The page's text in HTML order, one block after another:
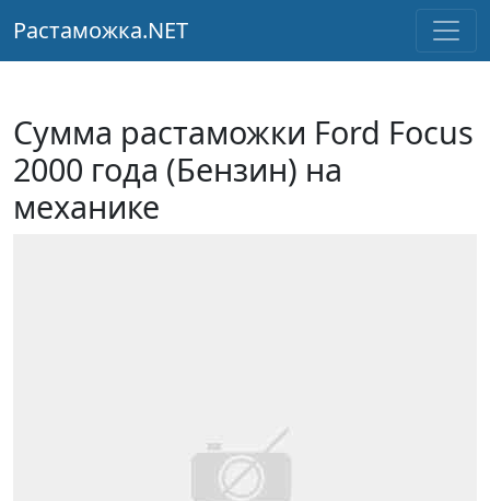
Растаможка.NET
Сумма растаможки Ford Focus
2000 года (Бензин) на
механике